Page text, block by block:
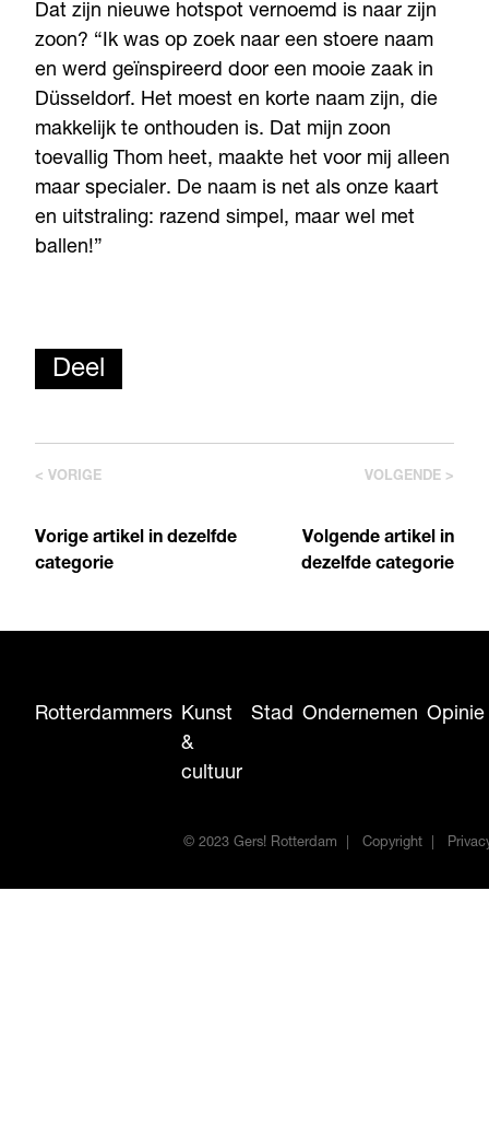
Dat zijn nieuwe hotspot vernoemd is naar zijn
zoon? “Ik was op zoek naar een stoere naam
en werd geïnspireerd door een mooie zaak in
Düsseldorf. Het moest en korte naam zijn, die
makkelijk te onthouden is. Dat mijn zoon
toevallig Thom heet, maakte het voor mij alleen
maar specialer. De naam is net als onze kaart
en uitstraling: razend simpel, maar wel met
ballen!”
Deel
< VORIGE
Vorige artikel in dezelfde
categorie
VOLGENDE >
Volgende artikel in
dezelfde categorie
Rotterdammers Kunst
&
cultuur
Stad Ondernemen Opinie
© 2023 Gers! Rotterdam Copyright